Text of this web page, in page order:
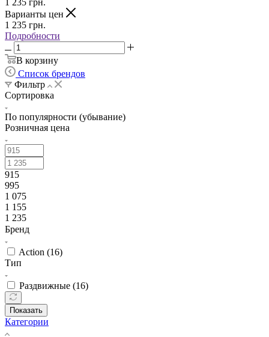
Варианты цен
1 235 грн.
Подробности
В корзину
Список брендов
Фильтр
Сортировка
По популярности (убывание)
Розничная цена
915
995
1 075
1 155
1 235
Бренд
Action (16)
Тип
Раздвижные (16)
Показать
Категории